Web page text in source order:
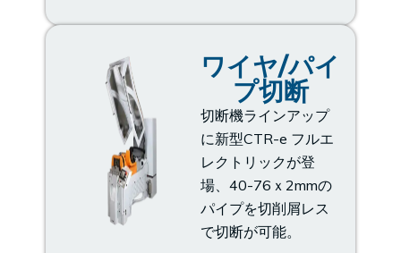
ワイヤ/パイ
プ切断
切断機ラインアップ
に新型CTR-e フルエ
レクトリックが登
場、40-76ｘ2mmの
パイプを切削屑レス
で切断が可能。